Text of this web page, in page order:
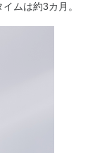
ムは約3カ月。